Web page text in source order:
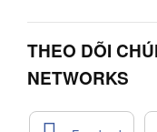
THEO DÕI
NETWORKS